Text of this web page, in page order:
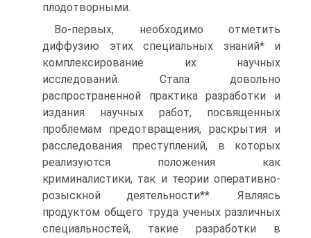
плодотворными.
Во-первых, необходимо отметить
диффузию этих специальных знаний* и
комплексирование их научных
исследований. Стала довольно
распространенной практика разработки и
издания научных работ, посвященных
проблемам предотвращения, раскрытия и
расследования преступлений, в которых
реализуются положения как
криминалистики, так и теории оперативно-
розыскной деятельности**. Являясь
продуктом общего труда ученых различных
специальностей, такие разработки в